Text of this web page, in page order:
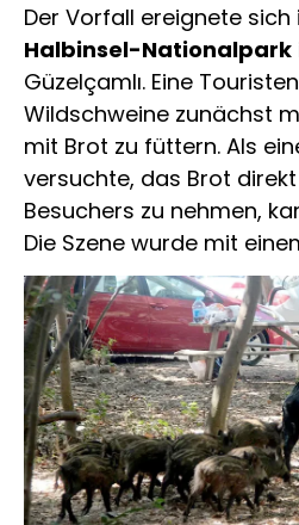
Der Vorfall ereignete sich
Halbinsel-Nationalpark
Güzelçamlı. Eine
Wildschweine zunächst
mit Brot zu füttern. Als
versuchte, das Brot
Besuchers zu nehmen,
Die Szene wurde mit